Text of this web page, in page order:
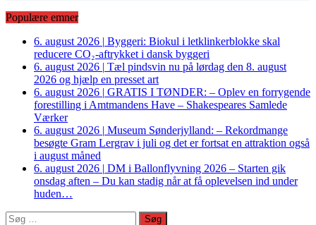
Populære emner
6. august 2026 | Byggeri: Biokul i letklinkerblokke skal
reducere CO₂-aftrykket i dansk byggeri
6. august 2026 | Tæl pindsvin nu på lørdag den 8. august
2026 og hjælp en presset art
6. august 2026 | GRATIS I TØNDER: – Oplev en forrygende
forestilling i Amtmandens Have – Shakespeares Samlede
Værker
6. august 2026 | Museum Sønderjylland: – Rekordmange
besøgte Gram Lergrav i juli og det er fortsat en attraktion også
i august måned
6. august 2026 | DM i Ballonflyvning 2026 – Starten gik
onsdag aften – Du kan stadig når at få oplevelsen ind under
huden…
Søg